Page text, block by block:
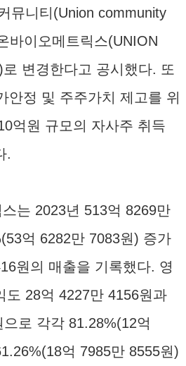
뮤니티(Union community
바이오메트릭스(UNION
변경한다고 공시했다. 또
안정 및 주주가치 제고를 위
억원 규모의 자사주 취득
.
는 2023년 513억 8269만
억 6282만 7083원) 증가
원의 매출을 기록했다. 영
도 28억 4227만 4156원과
로 각각 81.28%(12억
억 7985만 8555원)